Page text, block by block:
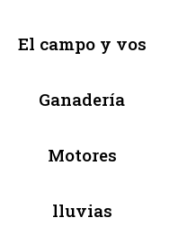
El campo y vos
Ganadería
Motores
lluvias